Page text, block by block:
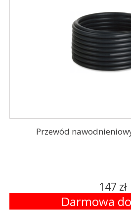
Przewód
147 zł
Darmowa